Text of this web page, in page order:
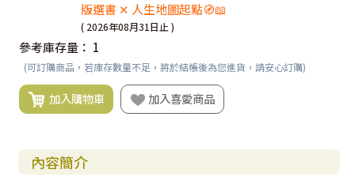
版選書 ✕ 人生地圖起點🧭📖
( 2026年08月31日止 )
參考庫存量： 1
(可訂購商品，若庫存數量不足，將於結帳後為您進貨，請安心訂購)
加入購物車 加入喜愛商品
內容簡介